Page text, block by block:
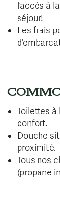
l’accès à
séjour!
Les frais
Toilettes à
confort.
Douche
proximité.
Tous nos
(propane